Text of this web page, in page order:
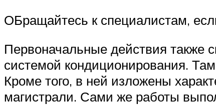
ОБращайтесь к специалистам,
Первоначальные действия также
системой кондиционирования.
Кроме того, в ней изложены
магистрали. Сами же работы